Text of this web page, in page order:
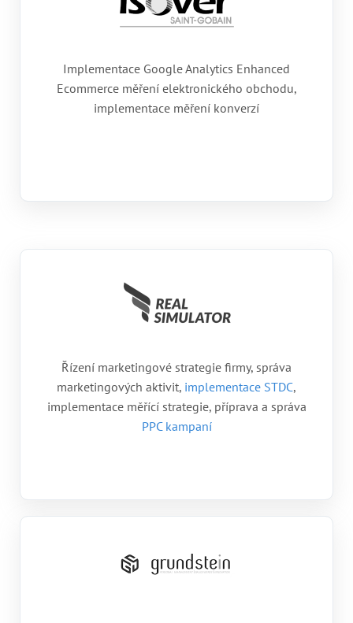
Implementace Google Analytics Enhanced
Ecommerce měření elektronického obchodu,
implementace měření konverzí
Řízení marketingové strategie firmy, správa
marketingových aktivit, implementace STDC,
implementace měřící strategie, příprava a správa
PPC kampaní